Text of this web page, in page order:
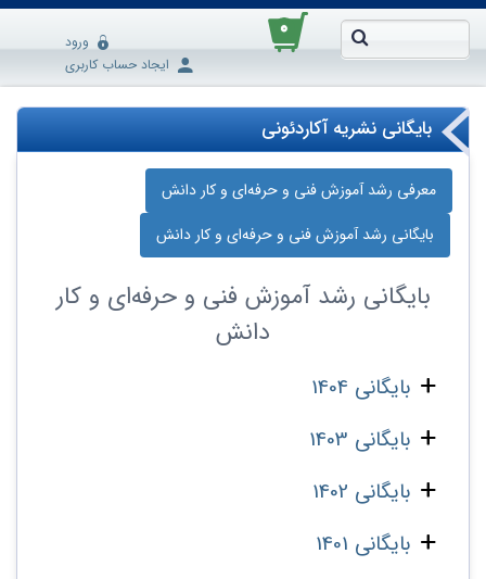
۰
ورود
ایجاد حساب کاربری
بایگانی نشریه آکاردئونی
معرفی رشد آموزش فنی و حرفه‌ای و کار دانش
بایگانی رشد آموزش فنی و حرفه‌ای و کار دانش
بایگانی رشد آموزش فنی و حرفه‌ای و کار
دانش
بایگانی 1404
بایگانی 1403
بایگانی 1402
بایگانی 1401